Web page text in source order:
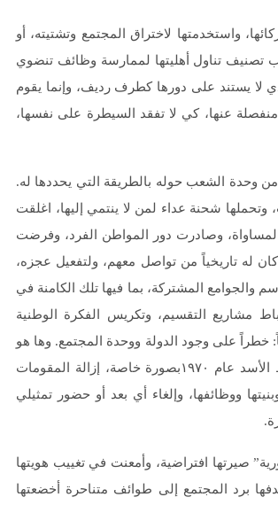
واستخدمتها لاختراق المجتمع وتشتيته، أو
تصنيف تناول أهليتها لممارسة وظائف تنضوي
لا يستند على دورها كطرف رديف، وإنما يقوم
منفصلة عنها، كي لا تفقد السيطرة على نفسها،
من وحدة الشعب حوله بالطريقة التي يحددها له.
وتحملها شحنة عداء لمن لا ينتمي إليها، اغلقت
وصادرت دور المواطن الفرد، وفرضت
له تاريخياً من تواصل معهم، ولتفعيل عجزه،
والجوامع المشتركة، بما فيها تلك الكامنة في
مشاريع التقسيم، وتكريس الفكرة الوطنية
خطراً على وجود الدولة ووحدة المجتمع. وها هو
نظام “الوحدة والحرية والاشتراكية” يتولى منذ استولى على السلطة، وبعد انقلاب حافظ الأسد عام ١٩٧٠بصورة خاصة، إزالة المقومات
ووظائفها، وإلغاء أي بعد أو حضور تمثيلي
صيرتها افتراضية، وأمعنت في تغييب هويتها
برد المجتمع إلى طوائف متناحرة أخضعتها